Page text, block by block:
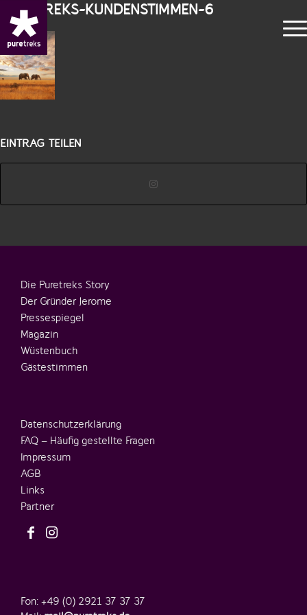
PURETREKS-KUNDENSTIMMEN-6
EINTRAG TEILEN
Die Puretreks Story
Der Gründer Jerome
Pressespiegel
Magazin
Wüstenbuch
Gästestimmen
Datenschutzerklärung
FAQ – Häufig gestellte Fragen
Impressum
AGB
Links
Partner
Fon: +49 (0) 2921 37 37 37